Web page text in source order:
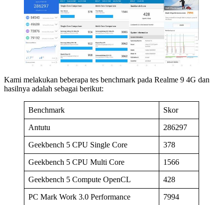
Kami melakukan beberapa tes benchmark pada Realme 9 4G dan
hasilnya adalah sebagai berikut:
Benchmark Skor
Antutu 286297
Geekbench 5 CPU Single Core 378
Geekbench 5 CPU Multi Core 1566
Geekbench 5 Compute OpenCL 428
PC Mark Work 3.0 Performance 7994